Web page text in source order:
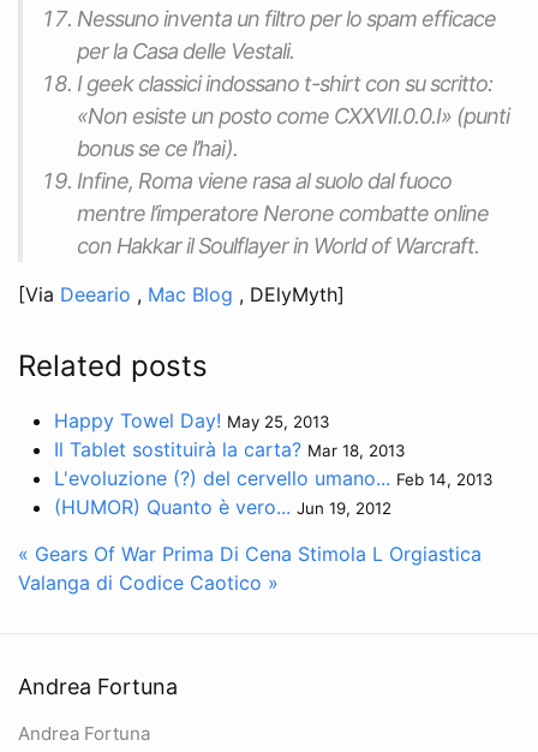
Nessuno inventa un filtro per lo spam efficace
per la Casa delle Vestali.
I geek classici indossano t-shirt con su scritto:
«Non esiste un posto come CXXVII.0.0.I» (punti
bonus se ce l’hai).
Infine, Roma viene rasa al suolo dal fuoco
mentre l’imperatore Nerone combatte online
con Hakkar il Soulflayer in World of Warcraft.
[Via Deeario , Mac Blog , DElyMyth]
Related posts
Happy Towel Day! May 25, 2013
Il Tablet sostituirà la carta? Mar 18, 2013
L'evoluzione (?) del cervello umano... Feb 14, 2013
(HUMOR) Quanto è vero... Jun 19, 2012
« Gears Of War Prima Di Cena Stimola L Orgiastica
Valanga di Codice Caotico »
Andrea Fortuna
Andrea Fortuna